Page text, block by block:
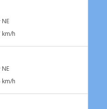
NE
km/h
NE
km/h